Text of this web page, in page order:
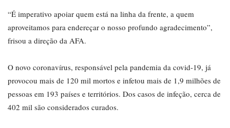
“É imperativo apoiar quem está na linha da frente, a quem
aproveitamos para endereçar o nosso profundo agradecimento”,
frisou a direção da AFA.
O novo coronavírus, responsável pela pandemia da covid-19, já
provocou mais de 120 mil mortos e infetou mais de 1,9 milhões de
pessoas em 193 países e territórios. Dos casos de infeção, cerca de
402 mil são considerados curados.